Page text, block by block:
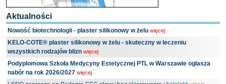
Aktualności
Nowość biotechnologii - plaster silikonowy w żelu więcej
KELO-COTE® plaster silikonowy w żelu - skuteczny w leczeniu
wszystkich rodzajów blizn więcej
Podyplomowa Szkoła Medycyny Estetycznej PTL w Warszawie ogłasza
nabór na rok 2026/2027 więcej